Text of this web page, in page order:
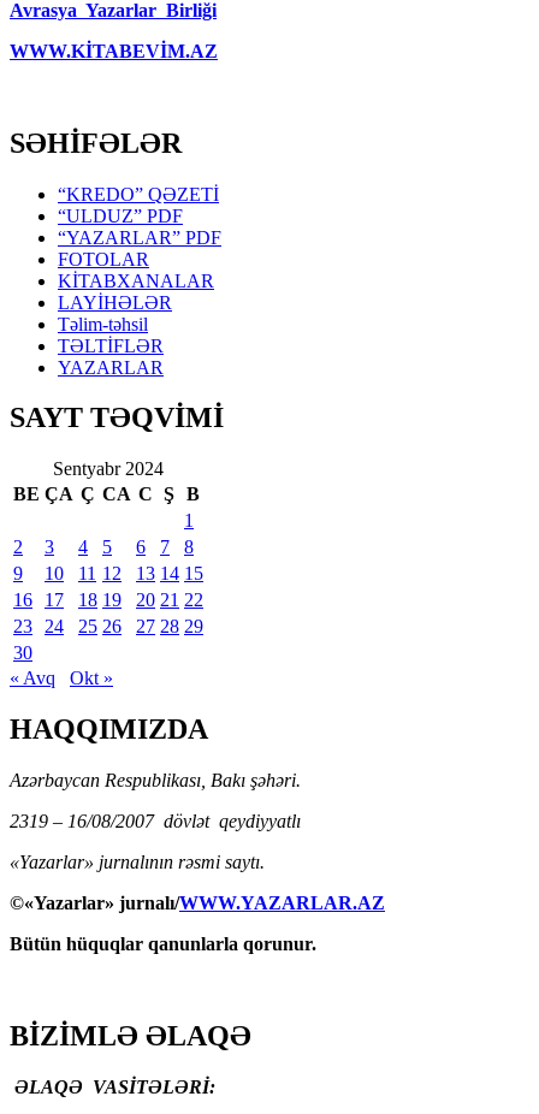
Avrasya Yazarlar Birliği
WWW.KİTABEVİM.AZ
SƏHİFƏLƏR
“KREDO” QƏZETİ
“ULDUZ” PDF
“YAZARLAR” PDF
FOTOLAR
KİTABXANALAR
LAYİHƏLƏR
Təlim-təhsil
TƏLTİFLƏR
YAZARLAR
SAYT TƏQVİMİ
Sentyabr 2024
BE ÇA Ç CA C Ş
B
1
2
3 4 5 6 7
8
9
10 11 12 13 14 15
16
17 18 19 20 21 22
23
24 25 26 27 28 29
30
« Avq
Okt »
HAQQIMIZDA
Azərbaycan Respublikası, Bakı şəhəri.
2319 – 16/08/2007 dövlət qeydiyyatlı
«Yazarlar» jurnalının rəsmi saytı.
©«Yazarlar» jurnalı/WWW.YAZARLAR.AZ
Bütün hüquqlar qanunlarla qorunur.
BİZİMLƏ ƏLAQƏ
ƏLAQƏ VASİTƏLƏRİ: